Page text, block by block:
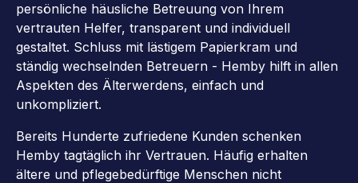
persönliche häusliche Betreuung von Ihrem
vertrauten Helfer, transparent und individuell
gestaltet. Schluss mit lästigem Papierkram und
ständig wechselnden Betreuern - Hemby hilft in allen
Aspekten des Älterwerdens, einfach und
unkompliziert.
Bereits Hunderte zufriedene Kunden schenken
Hemby tagtäglich ihr Vertrauen. Häufig erhalten
ältere und pflegebedürftige Menschen nicht